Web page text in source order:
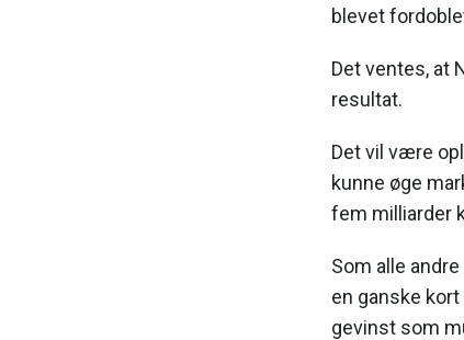
blevet
Det ventes, at
resultat.
Det vil være
kunne øge
fem milliarder
Som alle
en ganske
gevinst som